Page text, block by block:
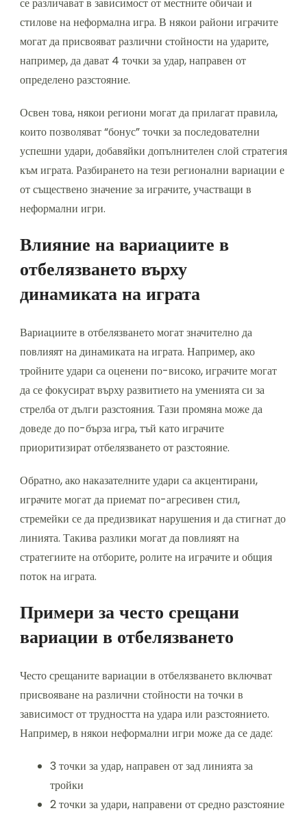
се различават в зависимост от местните обичаи и
стилове на неформална игра. В някои райони играчите
могат да присвояват различни стойности на ударите,
например, да дават 4 точки за удар, направен от
определено разстояние.
Освен това, някои региони могат да прилагат правила,
които позволяват “бонус” точки за последователни
успешни удари, добавяйки допълнителен слой стратегия
към играта. Разбирането на тези регионални вариации е
от съществено значение за играчите, участващи в
неформални игри.
Влияние на вариациите в
отбелязването върху
динамиката на играта
Вариациите в отбелязването могат значително да
повлияят на динамиката на играта. Например, ако
тройните удари са оценени по-високо, играчите могат
да се фокусират върху развитието на уменията си за
стрелба от дълги разстояния. Тази промяна може да
доведе до по-бърза игра, тъй като играчите
приоритизират отбелязването от разстояние.
Обратно, ако наказателните удари са акцентирани,
играчите могат да приемат по-агресивен стил,
стремейки се да предизвикат нарушения и да стигнат до
линията. Такива разлики могат да повлияят на
стратегиите на отборите, ролите на играчите и общия
поток на играта.
Примери за често срещани
вариации в отбелязването
Често срещаните вариации в отбелязването включват
присвояване на различни стойности на точки в
зависимост от трудността на удара или разстоянието.
Например, в някои неформални игри може да се даде:
3 точки за удар, направен от зад линията за
тройки
2 точки за удари, направени от средно разстояние